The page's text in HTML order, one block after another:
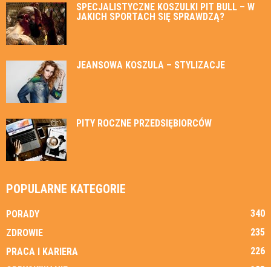
SPECJALISTYCZNE KOSZULKI PIT BULL – W
JAKICH SPORTACH SIĘ SPRAWDZĄ?
JEANSOWA KOSZULA – STYLIZACJE
PITY ROCZNE PRZEDSIĘBIORCÓW
POPULARNE KATEGORIE
PORADY
340
ZDROWIE
235
PRACA I KARIERA
226